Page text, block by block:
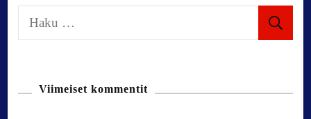
i
n
a
Viimeiset kommentit